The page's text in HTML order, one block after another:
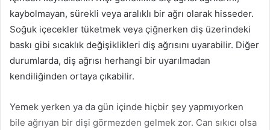
kaybolmayan, sürekli veya aralıklı bir ağrı olarak hisseder.
Soğuk içecekler tüketmek veya çiğnerken diş üzerindeki
baskı gibi sıcaklık değişiklikleri diş ağrısını uyarabilir. Diğer
durumlarda, diş ağrısı herhangi bir uyarılmadan
kendiliğinden ortaya çıkabilir.
Yemek yerken ya da gün içinde hiçbir şey yapmıyorken
bile ağrıyan bir dişi görmezden gelmek zor. Can sıkıcı olsa